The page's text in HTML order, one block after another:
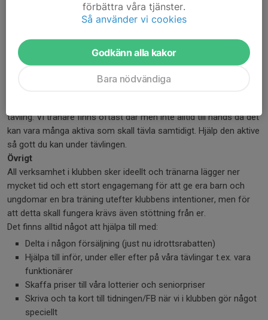
Att ha målsättningar, att träning lönar sig. En friidrottare är
Att finna motivationen utan att tvinga.
Att upptäcka glädjeämnen – den fina gemenskapen.
tävling. Vi tränare finns oftast där men inte alltid till hands då det
kan vara många aktiva som skall tävla samtidigt. Hjälp den aktive
så gott du kan under tävlingen.
Övrigt
All verksamhet i klubben sker ideellt och tränarna lägger ner
mycket tid och ett stort engagemang för att ge era barn och
ungdomar en bra träning utefter klubbens intentioner, men för
att detta skall fungera krävs även stöttning från er.
Det finns alltid något att hjälpa till med:
Delta i någon försäljning (just nu idrottsrabatten)
Hjälpa till inför, under eller efter på våra tävlingar t.ex. vara
funktionärer
Skaffa priser till våra lotterier och seniorpriser
Skriva och ta kort till tidningen/FB när vi i klubben gör något
speciellt
förbättra våra tjänster.
Så använder vi cookies
Godkänn alla kakor
Bara nödvändiga